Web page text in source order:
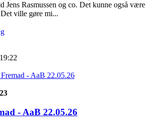
Jens Rasmussen og co. Det kunne også være
ville gøre mi...
- AaB 22.05.26
- AaB 22.05.26